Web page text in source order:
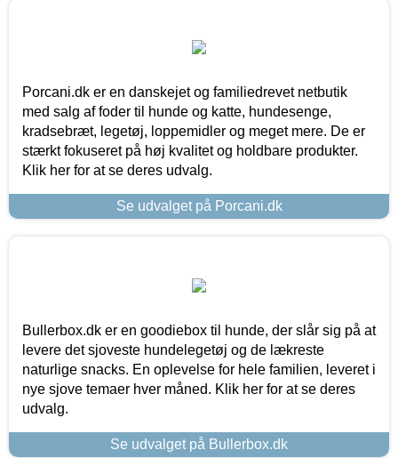
Porcani.dk er en danskejet og familiedrevet netbutik
med salg af foder til hunde og katte, hundesenge,
kradsebræt, legetøj, loppemidler og meget mere. De er
stærkt fokuseret på høj kvalitet og holdbare produkter.
Klik her for at se deres udvalg.
Se udvalget på Porcani.dk
Bullerbox.dk er en goodiebox til hunde, der slår sig på at
levere det sjoveste hundelegetøj og de lækreste
naturlige snacks. En oplevelse for hele familien, leveret i
nye sjove temaer hver måned. Klik her for at se deres
udvalg.
Se udvalget på Bullerbox.dk